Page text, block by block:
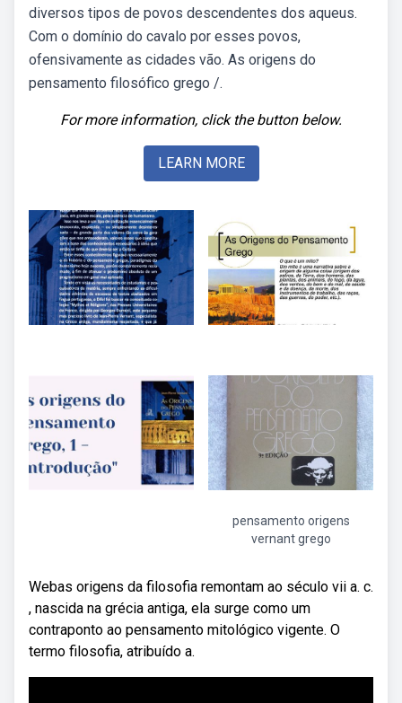
diversos tipos de povos descendentes dos aqueus.
Com o domínio do cavalo por esses povos,
ofensivamente as cidades vão. As origens do
pensamento filosófico grego /.
For more information, click the button below.
LEARN MORE
pensamento origens
vernant grego
Webas origens da filosofia remontam ao século vii a. c.
, nascida na grécia antiga, ela surge como um
contraponto ao pensamento mitológico vigente. O
termo filosofia, atribuído a.